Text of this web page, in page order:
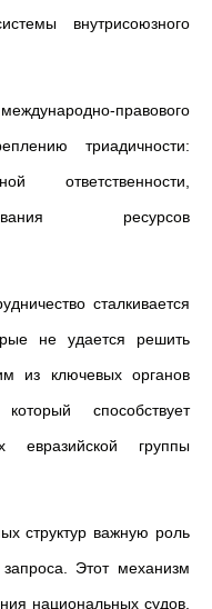
внутрисоюзного
правового
триадичности:
ответственности,
ресурсов
сталкивается
не удается решить
из ключевых органов
способствует
группы
структур важную роль
запроса. Этот механизм
национальных судов,